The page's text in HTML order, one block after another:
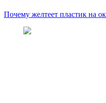
Почему желтеет пластик на